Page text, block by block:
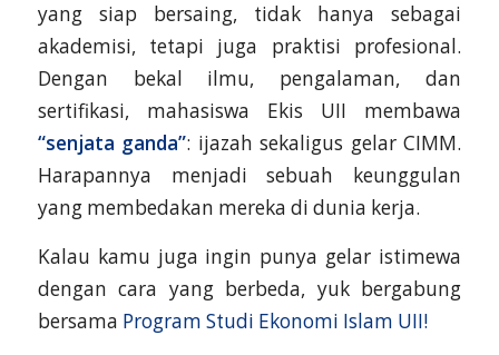
yang siap bersaing, tidak hanya sebagai
akademisi, tetapi juga praktisi profesional.
Dengan bekal ilmu, pengalaman, dan
sertifikasi, mahasiswa Ekis UII membawa
“senjata ganda”: ijazah sekaligus gelar CIMM.
Harapannya menjadi sebuah keunggulan
yang membedakan mereka di dunia kerja.
Kalau kamu juga ingin punya gelar istimewa
dengan cara yang berbeda, yuk bergabung
bersama Program Studi Ekonomi Islam UII!